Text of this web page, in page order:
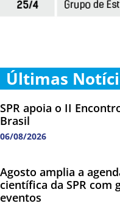
Últimas
SPR apoia o II
Brasil
06/08/2026
Agosto amplia a
científica da SPR com
eventos